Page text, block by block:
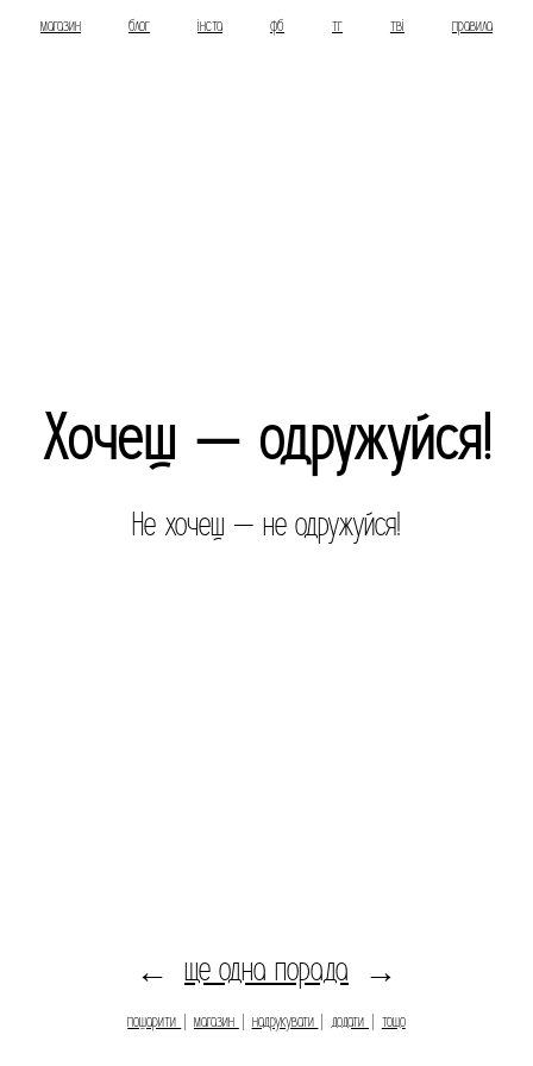
магазин блог інста фб тг тві правила
Хочеш — одружуйся!
Не хочеш — не одружуйся!
← ще одна порада →
пошарити магазин надрукувати додати тощо